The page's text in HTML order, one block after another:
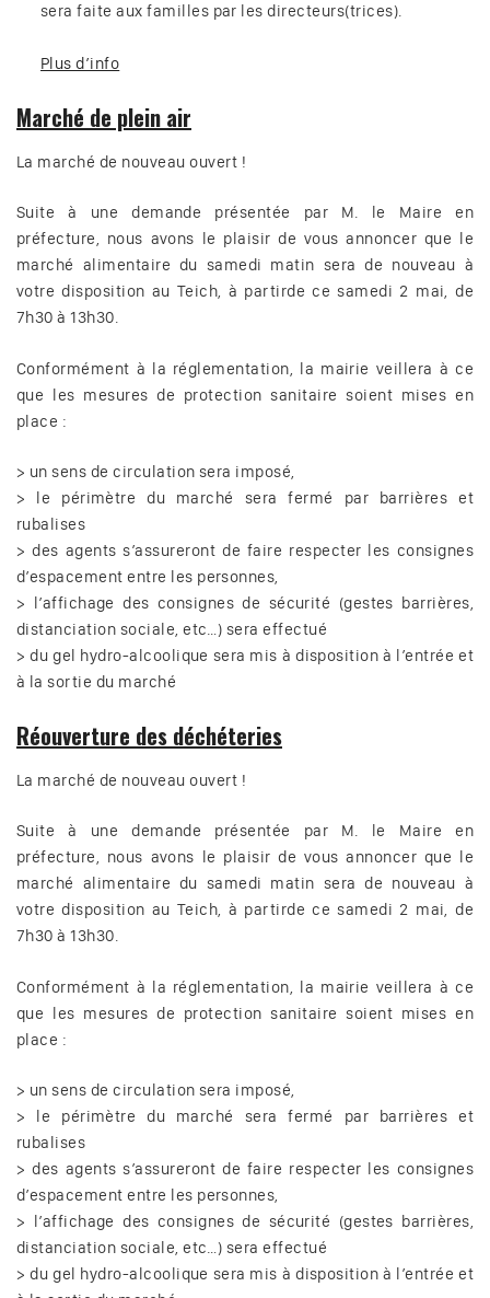
sera faite aux familles par les directeurs(trices).
Plus d’info
Marché de plein air
La marché de nouveau ouvert !
Suite à une demande présentée par M. le Maire en
préfecture, nous avons le plaisir de vous annoncer que le
marché alimentaire du samedi matin sera de nouveau à
votre disposition au Teich, à partirde ce samedi 2 mai, de
7h30 à 13h30.
Conformément à la réglementation, la mairie veillera à ce
que les mesures de protection sanitaire soient mises en
place :
> un sens de circulation sera imposé,
> le périmètre du marché sera fermé par barrières et
rubalises
> des agents s’assureront de faire respecter les consignes
d’espacement entre les personnes,
> l’affichage des consignes de sécurité (gestes barrières,
distanciation sociale, etc…) sera effectué
> du gel hydro-alcoolique sera mis à disposition à l’entrée et
à la sortie du marché
Réouverture des déchéteries
La marché de nouveau ouvert !
Suite à une demande présentée par M. le Maire en
préfecture, nous avons le plaisir de vous annoncer que le
marché alimentaire du samedi matin sera de nouveau à
votre disposition au Teich, à partirde ce samedi 2 mai, de
7h30 à 13h30.
Conformément à la réglementation, la mairie veillera à ce
que les mesures de protection sanitaire soient mises en
place :
> un sens de circulation sera imposé,
> le périmètre du marché sera fermé par barrières et
rubalises
> des agents s’assureront de faire respecter les consignes
d’espacement entre les personnes,
> l’affichage des consignes de sécurité (gestes barrières,
distanciation sociale, etc…) sera effectué
> du gel hydro-alcoolique sera mis à disposition à l’entrée et